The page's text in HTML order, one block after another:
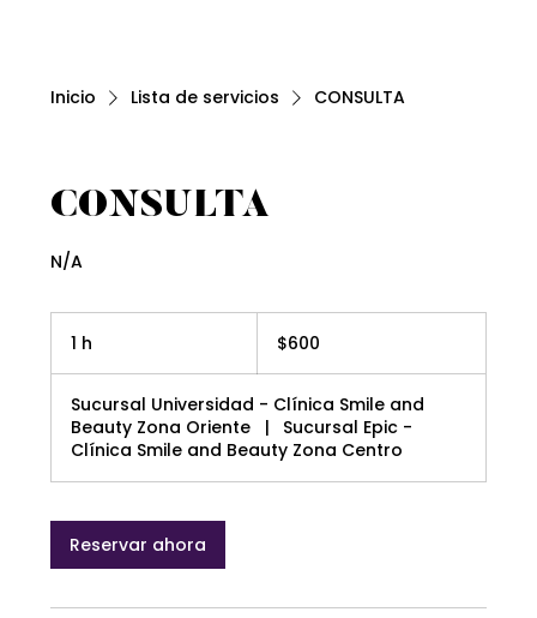
Inicio Lista de servicios CONSULTA
CONSULTA
N/A
1 h
mexicanos
$600
Sucursal Universidad - Clínica Smile and
Beauty Zona Oriente
|
Sucursal Epic -
Clínica Smile and Beauty Zona Centro
Reservar ahora